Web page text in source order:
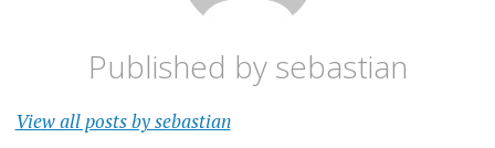
Published by sebastian
View all posts by sebastian